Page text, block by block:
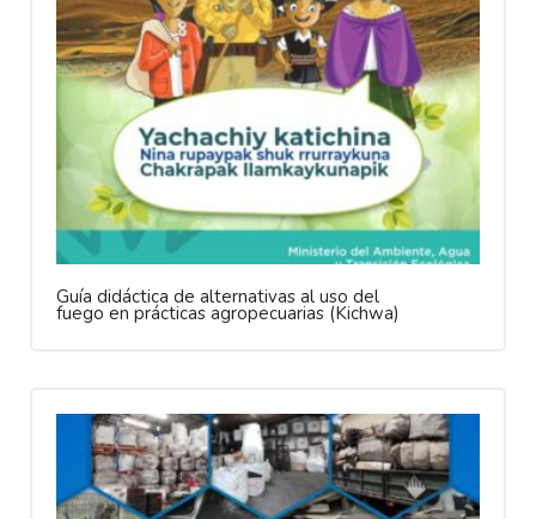
Guía didáctica de alternativas al uso del
fuego en prácticas agropecuarias (Kichwa)